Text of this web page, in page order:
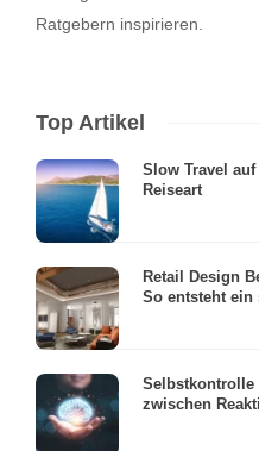
Ratgebern inspirieren.
Top Artikel
Slow Travel
Reiseart
Retail Design
So entsteht ein
Selbstkontrolle
zwischen